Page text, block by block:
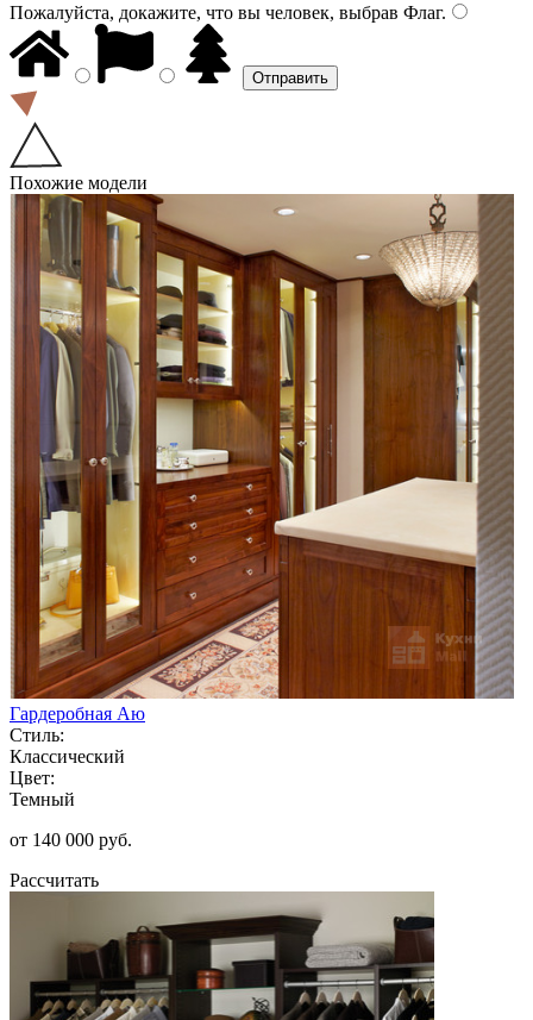
Пожалуйста, докажите, что вы человек, выбрав Флаг.
Похожие модели
Гардеробная Аю
Стиль:
Классический
Цвет:
Темный
от 140 000 руб.
Рассчитать